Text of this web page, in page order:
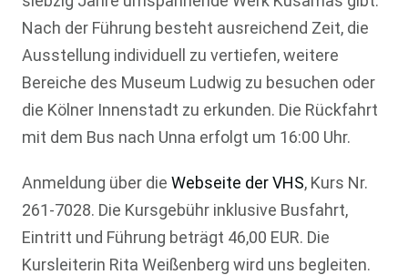
Nach der Führung besteht ausreichend Zeit, die
Ausstellung individuell zu vertiefen, weitere
Bereiche des Museum Ludwig zu besuchen oder
die Kölner Innenstadt zu erkunden. Die Rückfahrt
mit dem Bus nach Unna erfolgt um 16:00 Uhr.
Anmeldung über die Webseite der VHS, Kurs Nr.
261-7028. Die Kursgebühr inklusive Busfahrt,
Eintritt und Führung beträgt 46,00 EUR. Die
Kursleiterin Rita Weißenberg wird uns begleiten.